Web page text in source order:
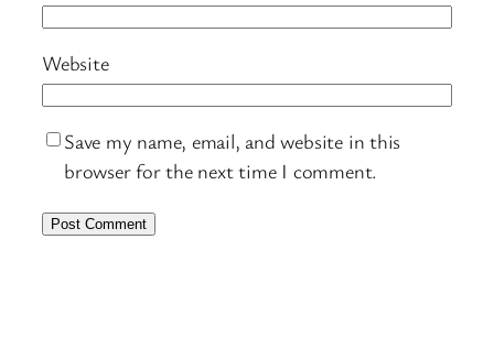
Website
Save my name, email, and website in this
browser for the next time I comment.